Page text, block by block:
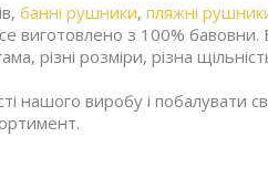
банні рушники, пляжні
виготовлено з 100% бавовни.
різні розміри, різна
нашого виробу і побалувати